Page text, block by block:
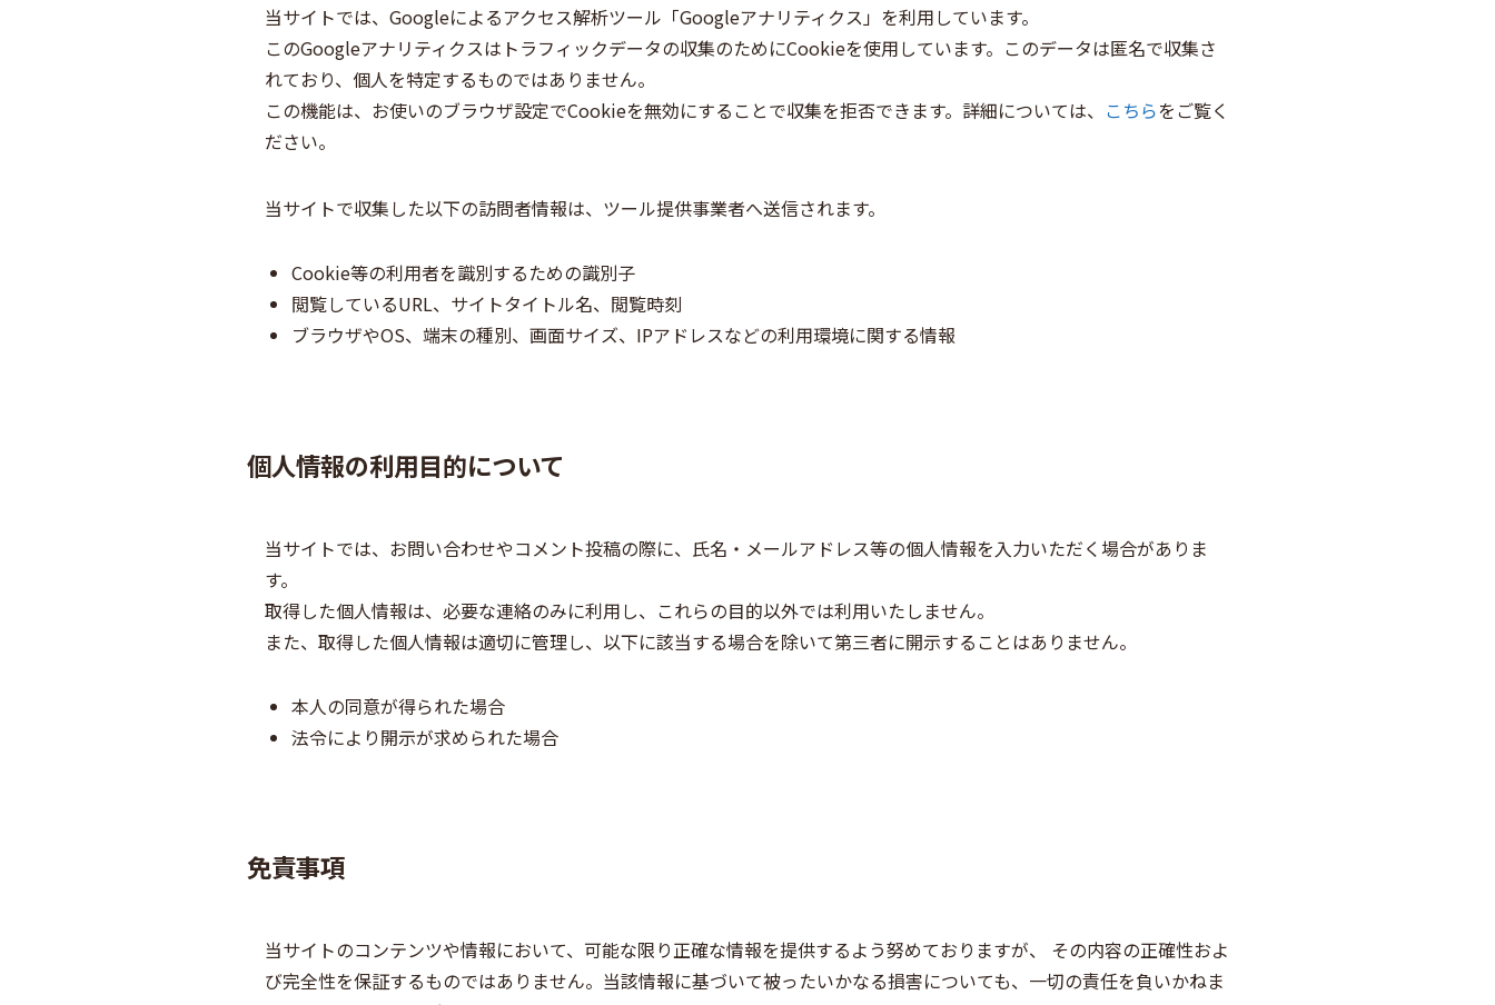
当サイトでは、Googleによるアクセス解析ツール「Googleアナリティクス」を利用しています。
このGoogleアナリティクスはトラフィックデータの収集のためにCookieを使用しています。このデータは匿名で収集さ
れており、個人を特定するものではありません。
この機能は、お使いのブラウザ設定でCookieを無効にすることで収集を拒否できます。詳細については、 こちらをご覧く
ださい。
当サイトで収集した以下の訪問者情報は、ツール提供事業者へ送信されます。
Cookie等の利用者を識別するための識別子
閲覧しているURL、サイトタイトル名、閲覧時刻
ブラウザやOS、端末の種別、画面サイズ、IPアドレスなどの利用環境に関する情報
個人情報の利用目的について
当サイトでは、お問い合わせやコメント投稿の際に、氏名・メールアドレス等の個人情報を入力いただく場合がありま
す。
取得した個人情報は、必要な連絡のみに利用し、これらの目的以外では利用いたしません。
また、取得した個人情報は適切に管理し、以下に該当する場合を除いて第三者に開示することはありません。
本人の同意が得られた場合
法令により開示が求められた場合
免責事項
当サイトのコンテンツや情報において、可能な限り正確な情報を提供するよう努めておりますが、 その内容の正確性およ
び完全性を保証するものではありません。当該情報に基づいて被ったいかなる損害についても、一切の責任を負いかねま